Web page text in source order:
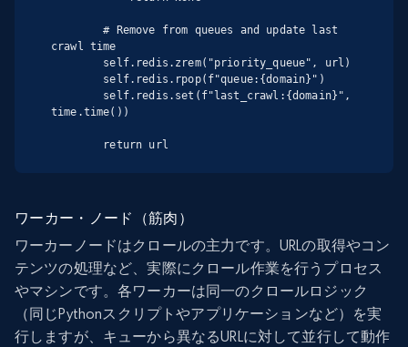
        # Remove from queues and update last
crawl time
time.time())
        return url
ワーカー・ノード（筋肉）
ワーカーノードはクロールの主力です。URLの取得やコン
テンツの処理など、実際にクロール作業を行うプロセス
やマシンです。各ワーカーは同一のクロールロジック
（同じPythonスクリプトやアプリケーションなど）を実
行しますが、キューから異なるURLに対して並行して動作